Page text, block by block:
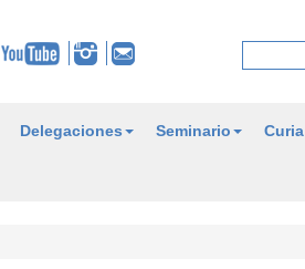
Delegaciones Seminario Curia